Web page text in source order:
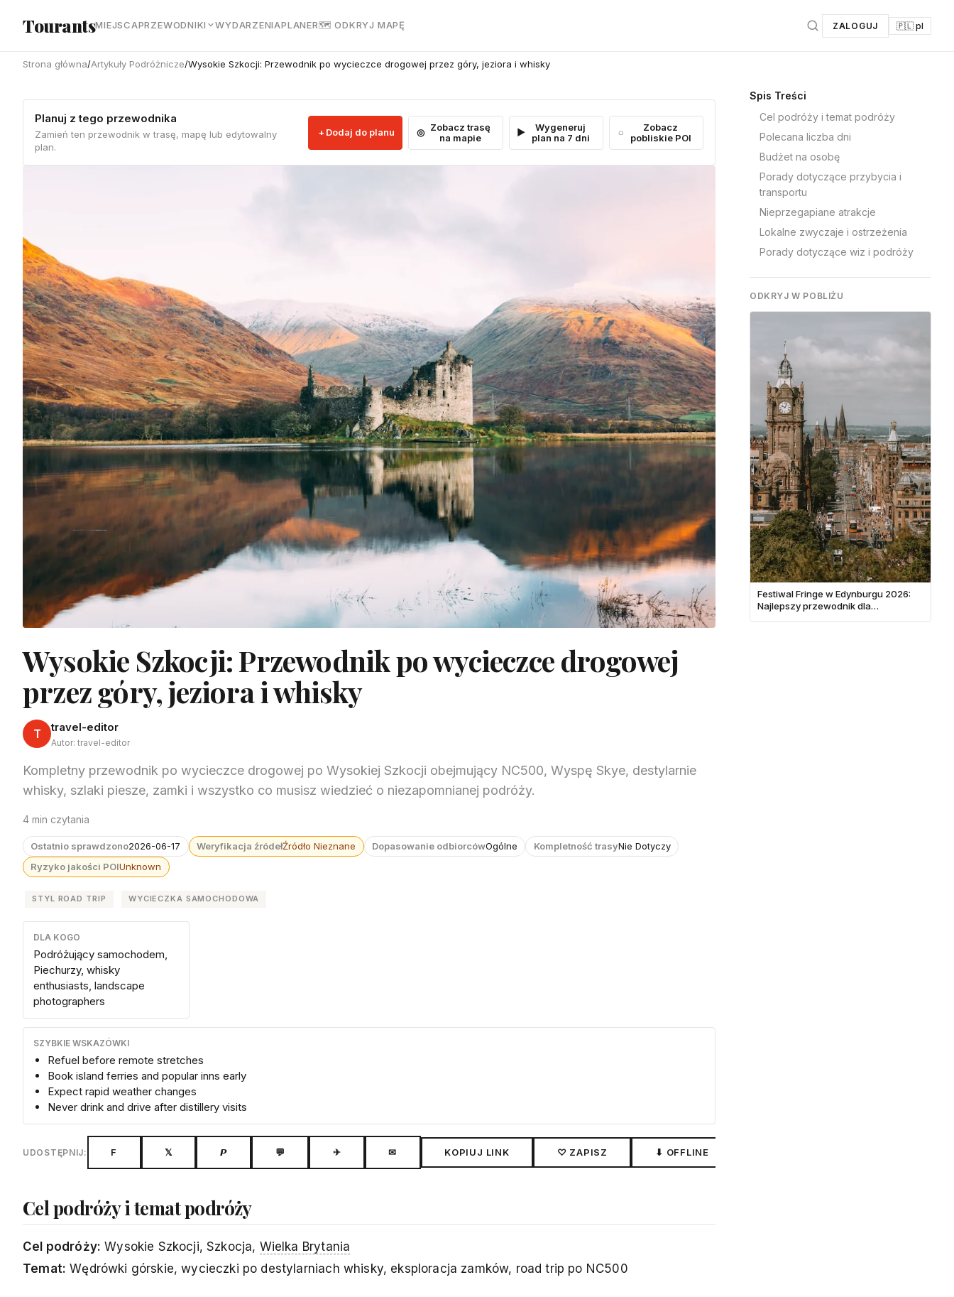
TourantsMIEJSCAPRZEWODNIKI WYDARZENIAPLANER🗺 ODKRYJ MAPĘ ZALOGUJ 🇵🇱 pl
Strona główna/Artykuły Podróżnicze/Wysokie Szkocji: Przewodnik po wycieczce drogowej przez góry, jeziora i whisky
Planuj z tego przewodnika
Zamień ten przewodnik w trasę, mapę lub edytowalny
plan.
Dodaj do planu
Zobacz trasę
na mapie
Wygeneruj
plan na 7 dni
Zobacz
pobliskie POI
Wysokie Szkocji: Przewodnik po wycieczce drogowej
przez góry, jeziora i whisky
T travel-editor
Autor: travel-editor
Kompletny przewodnik po wycieczce drogowej po Wysokiej Szkocji obejmujący NC500, Wyspę Skye, destylarnie
whisky, szlaki piesze, zamki i wszystko co musisz wiedzieć o niezapomnianej podróży.
4 min czytania
Ostatnio sprawdzono2026-06-17 Weryfikacja źródełŹródło Nieznane Dopasowanie odbiorcówOgólne Kompletność trasyNie Dotyczy
Ryzyko jakości POIUnknown
STYL ROAD TRIP WYCIECZKA SAMOCHODOWA
DLA KOGO
Podróżujący samochodem,
Piechurzy, whisky
enthusiasts, landscape
photographers
SZYBKIE WSKAZÓWKI
Refuel before remote stretches
Book island ferries and popular inns early
Expect rapid weather changes
Never drink and drive after distillery visits
UDOSTĘPNIJ: F 𝕏 𝙋 💬 ✈ ✉ KOPIUJ LINK ♡ ZAPISZ ⬇ OFFLINE
Cel podróży i temat podróży
Cel podróży: Wysokie Szkocji, Szkocja, Wielka Brytania
Temat: Wędrówki górskie, wycieczki po destylarniach whisky, eksploracja zamków, road trip po NC500
Spis Treści
Cel podróży i temat podróży
Polecana liczba dni
Budżet na osobę
Porady dotyczące przybycia i
transportu
Nieprzegapiane atrakcje
Lokalne zwyczaje i ostrzeżenia
Porady dotyczące wiz i podróży
ODKRYJ W POBLIŻU
Festiwal Fringe w Edynburgu 2026:
Najlepszy przewodnik dla